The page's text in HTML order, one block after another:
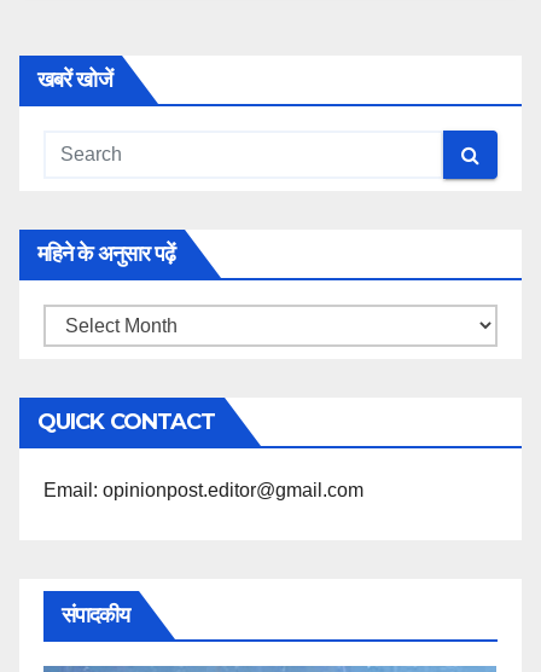
खबरें खोजें
महिने के अनुसार पढ़ें
महिने
अनुसार
पढ़ें
QUICK CONTACT
Email: opinionpost.editor@gmail.com
संपादकीय